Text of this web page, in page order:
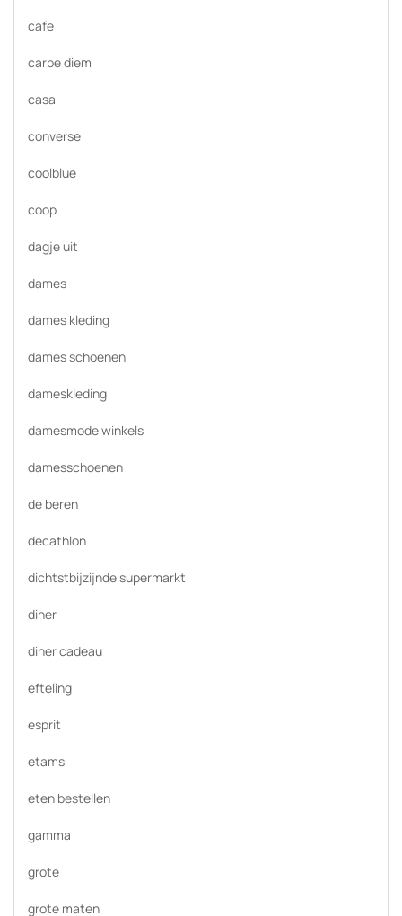
cafe
carpe diem
casa
converse
coolblue
coop
dagje uit
dames
dames kleding
dames schoenen
dameskleding
damesmode winkels
damesschoenen
de beren
decathlon
dichtstbijzijnde supermarkt
diner
diner cadeau
efteling
esprit
etams
eten bestellen
gamma
grote
grote maten